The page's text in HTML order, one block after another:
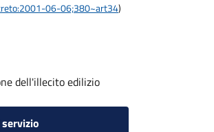
06-06;380~art34)
dell'illecito edilizio